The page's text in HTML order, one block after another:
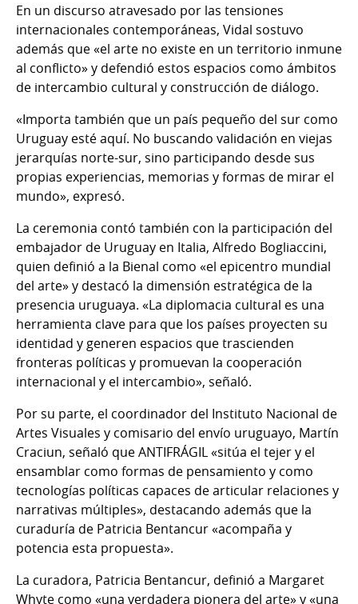
En un discurso atravesado por las tensiones
internacionales contemporáneas, Vidal sostuvo
además que «el arte no existe en un territorio inmune
al conflicto» y defendió estos espacios como ámbitos
de intercambio cultural y construcción de diálogo.
«Importa también que un país pequeño del sur como
Uruguay esté aquí. No buscando validación en viejas
jerarquías norte-sur, sino participando desde sus
propias experiencias, memorias y formas de mirar el
mundo», expresó.
La ceremonia contó también con la participación del
embajador de Uruguay en Italia, Alfredo Bogliaccini,
quien definió a la Bienal como «el epicentro mundial
del arte» y destacó la dimensión estratégica de la
presencia uruguaya. «La diplomacia cultural es una
herramienta clave para que los países proyecten su
identidad y generen espacios que trascienden
fronteras políticas y promuevan la cooperación
internacional y el intercambio», señaló.
Por su parte, el coordinador del Instituto Nacional de
Artes Visuales y comisario del envío uruguayo, Martín
Craciun, señaló que ANTIFRÁGIL «sitúa el tejer y el
ensamblar como formas de pensamiento y como
tecnologías políticas capaces de articular relaciones y
narrativas múltiples», destacando además que la
curaduría de Patricia Bentancur «acompaña y
potencia esta propuesta».
La curadora, Patricia Bentancur, definió a Margaret
Whyte como «una verdadera pionera del arte» y «una